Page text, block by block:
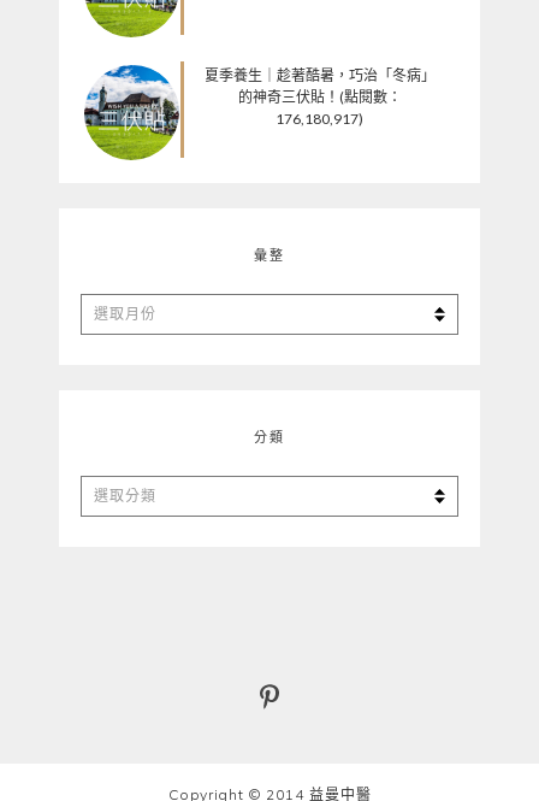
夏季養生｜趁著酷暑，巧治「冬病」
的神奇三伏貼！(點閱數：
176,180,917)
彙整
彙
整
分類
分
類
Copyright © 2014 益曼中醫